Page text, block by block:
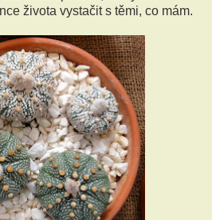
života vystačit s těmi, co mám.